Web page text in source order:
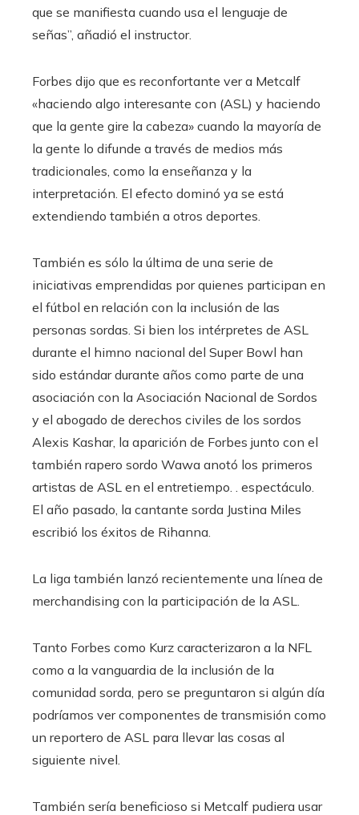
que se manifiesta cuando usa el lenguaje de
señas”, añadió el instructor.
Forbes dijo que es reconfortante ver a Metcalf
«haciendo algo interesante con (ASL) y haciendo
que la gente gire la cabeza» cuando la mayoría de
la gente lo difunde a través de medios más
tradicionales, como la enseñanza y la
interpretación. El efecto dominó ya se está
extendiendo también a otros deportes.
También es sólo la última de una serie de
iniciativas emprendidas por quienes participan en
el fútbol en relación con la inclusión de las
personas sordas. Si bien los intérpretes de ASL
durante el himno nacional del Super Bowl han
sido estándar durante años como parte de una
asociación con la Asociación Nacional de Sordos
y el abogado de derechos civiles de los sordos
Alexis Kashar, la aparición de Forbes junto con el
también rapero sordo Wawa anotó los primeros
artistas de ASL en el entretiempo. . espectáculo.
El año pasado, la cantante sorda Justina Miles
escribió los éxitos de Rihanna.
La liga también lanzó recientemente una línea de
merchandising con la participación de la ASL.
Tanto Forbes como Kurz caracterizaron a la NFL
como a la vanguardia de la inclusión de la
comunidad sorda, pero se preguntaron si algún día
podríamos ver componentes de transmisión como
un reportero de ASL para llevar las cosas al
siguiente nivel.
También sería beneficioso si Metcalf pudiera usar